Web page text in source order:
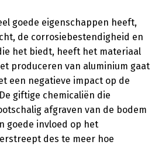
goede eigenschappen heeft,
de corrosiebestendigheid en
het biedt, heeft het materiaal
produceren van aluminium gaat
een negatieve impact op de
giftige chemicaliën die
afgraven van de bodem
goede invloed op het
des te meer hoe